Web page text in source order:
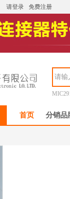
请登录 免费注册
首页 分销品